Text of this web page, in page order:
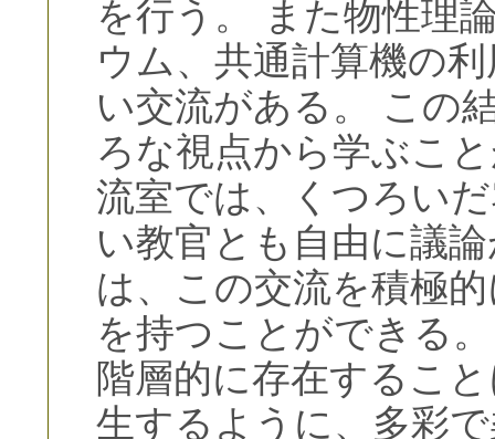
を行う。 また物性理
ウム、共通計算機の
い交流がある。 この
ろな視点から学ぶこ
流室では、くつろい
い教官とも自由に議
は、この交流を積極
を持つことができる
階層的に存在するこ
生するように、多彩